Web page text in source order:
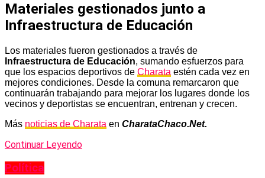
Materiales gestionados junto a
Infraestructura de Educación
Los materiales fueron gestionados a través de
Infraestructura de Educación, sumando esfuerzos para
que los espacios deportivos de Charata estén cada vez en
mejores condiciones. Desde la comuna remarcaron que
continuarán trabajando para mejorar los lugares donde los
vecinos y deportistas se encuentran, entrenan y crecen.
Más noticias de Charata en CharataChaco.Net.
Continuar Leyendo
Política